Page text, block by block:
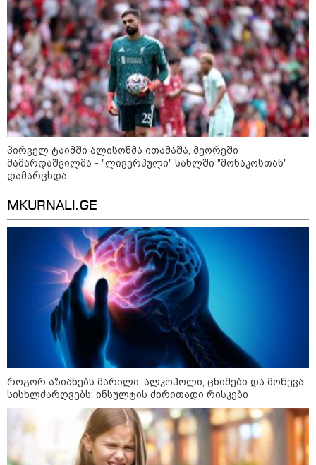
ხანძარი - რუსეთმა კიევზე
იერიში ბალისტიკური
რაკეტებით მიიტანა
14:13 / 04-08-2026
მორიგი თავდასხმა რუსეთში,
ნავთობგადამამუშავებელ
ქარხანაზე - რა დეტალებია
ცნობილი
კატეგორიის ყველა სიახლე
კატეგორიები
პირველ ტაიმში ალისონმა ითამაშა, მეორეში
მამარდაშვილმა - "ლივერპული" სახლში "მონაკოსთან"
დამარცხდა
MKURNALI.GE
როგორ აზიანებს მარილი, ალკოჰოლი, ცხიმები და მოწევა
სისხლძარღვებს: ინსულტის ძირითადი რისკები